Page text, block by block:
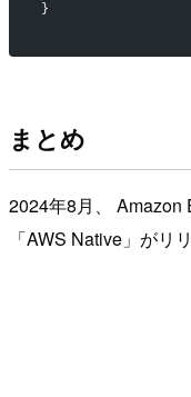
}
まとめ
2024年8月、 Amazon
「AWS Native」がリ